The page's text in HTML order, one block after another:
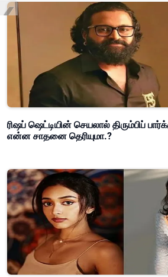
ரிஷப் ஷெட்டியின் செயலால் திரும்பிப்
என்ன சாதனை தெரியுமா.?